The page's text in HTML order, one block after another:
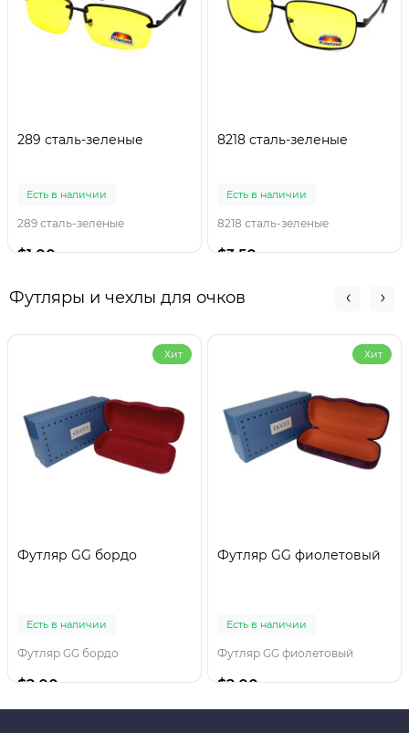
289 сталь-зеленые
Есть в наличии
289 сталь-зеленые
$1.00
8218 сталь-зеленые
Есть в наличии
8218 сталь-зеленые
$3.50
Футляры и чехлы для очков
Хит
Футляр GG бордо
Есть в наличии
Футляр GG бордо
$2.00
Хит
Футляр GG фиолетовый
Есть в наличии
Футляр GG фиолетовый
$2.00